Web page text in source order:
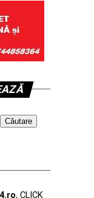
, CLICK